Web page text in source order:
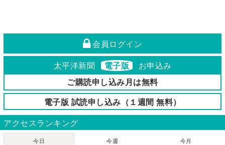
会員ログイン
太平洋新聞 電子版
お申込み
ご購読申し込み月は無料
電子版 試読申し込み（１週間 無料）
アクセスランキング
今日 今週 今月